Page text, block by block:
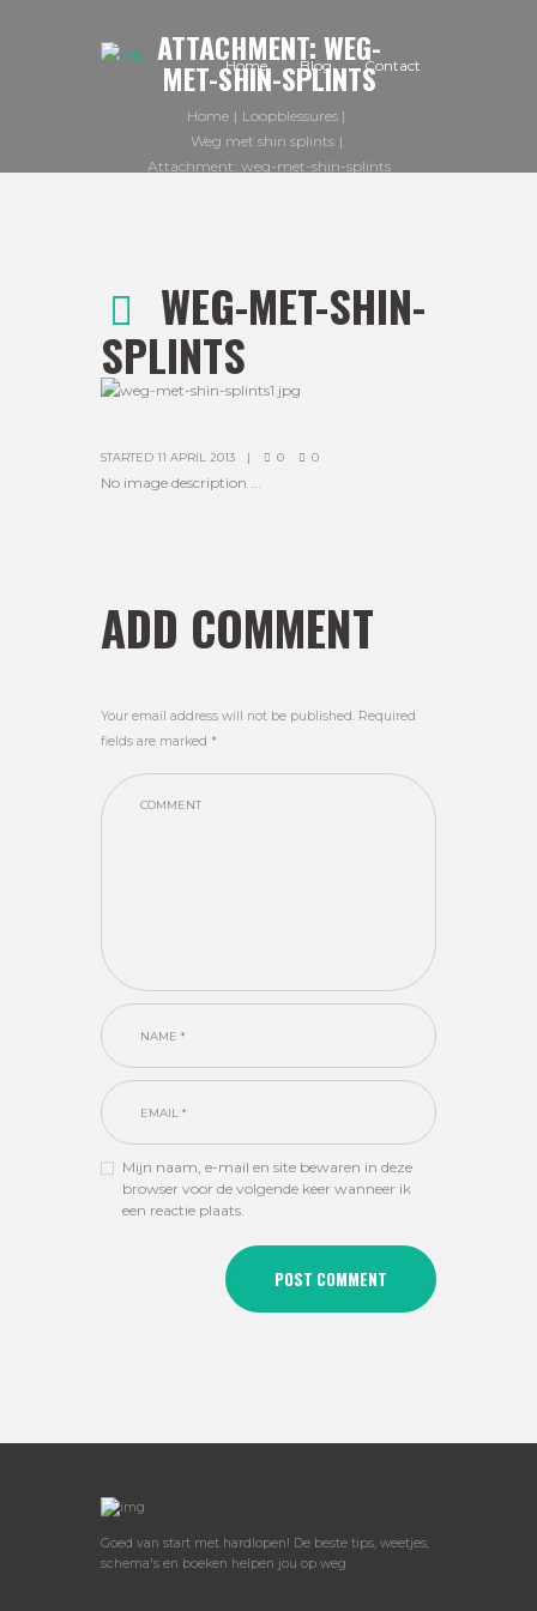
Home Blog Contact
ATTACHMENT: WEG-
MET-SHIN-SPLINTS
Home
Loopblessures
Weg met shin splints
Attachment: weg-met-shin-splints
WEG-MET-SHIN-
SPLINTS
STARTED 11 APRIL 2013 0 0
No image description ...
ADD COMMENT
Your email address will not be published. Required
fields are marked *
Mijn naam, e-mail en site bewaren in deze
browser voor de volgende keer wanneer ik
een reactie plaats.
Goed van start met hardlopen! De beste tips, weetjes,
schema's en boeken helpen jou op weg.